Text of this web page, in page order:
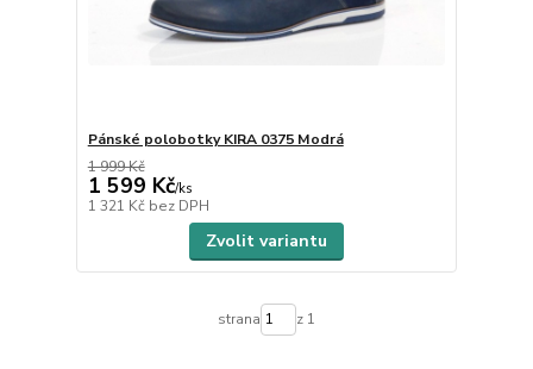
Pánské polobotky KIRA 0375 Modrá
1 999 Kč
1 599 Kč/ks
1 321 Kč bez DPH
Zvolit variantu
strana z 1